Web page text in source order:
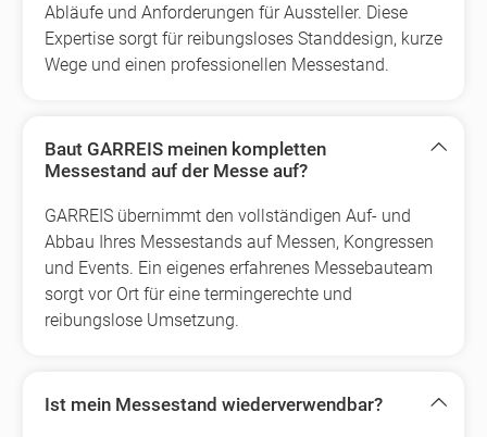
Abläufe und Anforderungen für Aussteller. Diese
Expertise sorgt für reibungsloses Standdesign, kurze
Wege und einen professionellen Messestand.
Baut GARREIS meinen kompletten
Messestand auf der Messe auf?
GARREIS übernimmt den vollständigen Auf- und
Abbau Ihres Messestands auf Messen, Kongressen
und Events. Ein eigenes erfahrenes Messebauteam
sorgt vor Ort für eine termingerechte und
reibungslose Umsetzung.
Ist mein Messestand wiederverwendbar?